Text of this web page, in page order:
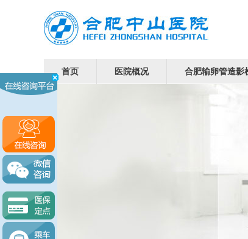
首页 医院概况 合肥输卵管造影